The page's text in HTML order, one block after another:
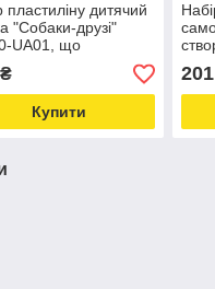
пластиліну дитячий
"Собаки-друзі"
UA01, що
Love&Life -
multimarket-
Купити
201